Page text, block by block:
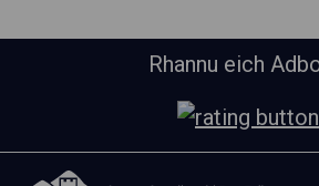
Rhannu eich